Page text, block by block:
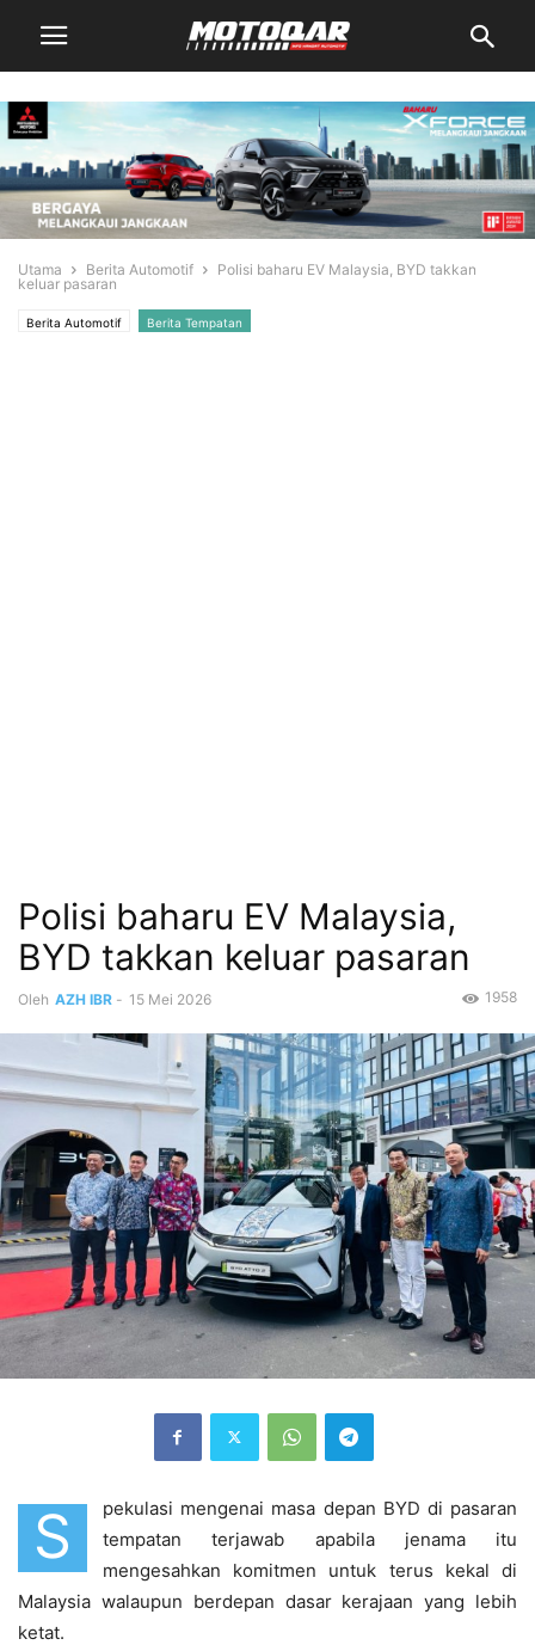
Utama Berita Automotif
Polisi baharu EV Malaysia, BYD takkan
keluar pasaran
Berita Automotif Berita Tempatan
Polisi baharu EV Malaysia,
BYD takkan keluar pasaran
Oleh AZH IBR - 15 Mei 2026 1958
S pekulasi mengenai masa depan BYD di pasaran
tempatan terjawab apabila jenama itu
mengesahkan komitmen untuk terus kekal di
Malaysia walaupun berdepan dasar kerajaan yang lebih
ketat.